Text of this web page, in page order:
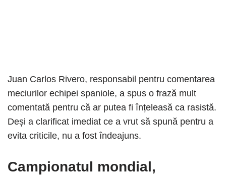
Juan Carlos Rivero, responsabil pentru comentarea
meciurilor echipei spaniole, a spus o frază mult
comentată pentru că ar putea fi înțeleasă ca rasistă.
Deși a clarificat imediat ce a vrut să spună pentru a
evita criticile, nu a fost îndeajuns.
Campionatul mondial,